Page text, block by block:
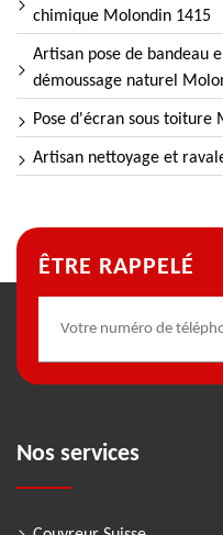
chimique Molondin 1415
Artisan pose de bandeau
démoussage naturel
Pose d'écran sous toiture
Artisan nettoyage et
ÊTRE RAPPELÉ
Nos services